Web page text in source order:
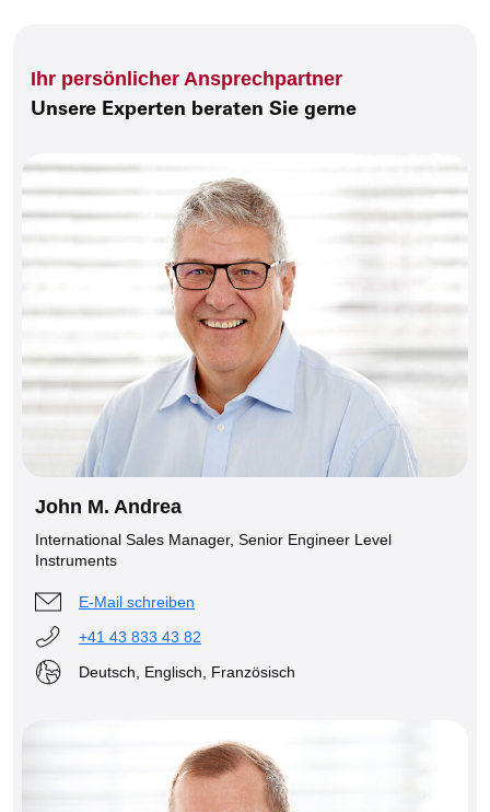
Unsere Experten beraten Sie gerne
Ihr persönlicher Ansprechpartner
John M. Andrea
International Sales Manager, Senior Engineer Level
Instruments
E-Mail schreiben
+41 43 833 43 82
Deutsch, Englisch, Französisch